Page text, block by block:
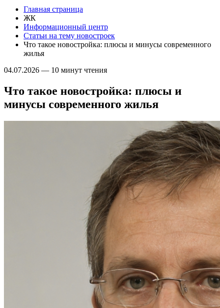
Главная страница
ЖК
Информационный центр
Статьи на тему новостроек
Что такое новостройка: плюсы и минусы современного
жилья
04.07.2026 — 10 минут чтения
Что такое новостройка: плюсы и
минусы современного жилья